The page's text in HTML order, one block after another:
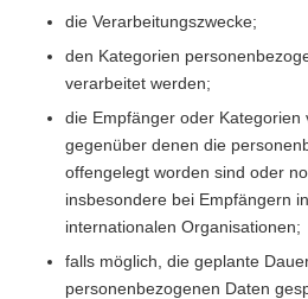
die Verarbeitungszwecke;
den Kategorien
verarbeitet werden;
die Empfänger oder Kategorien
gegenüber denen die
offengelegt worden sind oder
insbesondere bei Empfängern
internationalen Organisationen;
falls möglich, die geplante
personenbezogenen Daten